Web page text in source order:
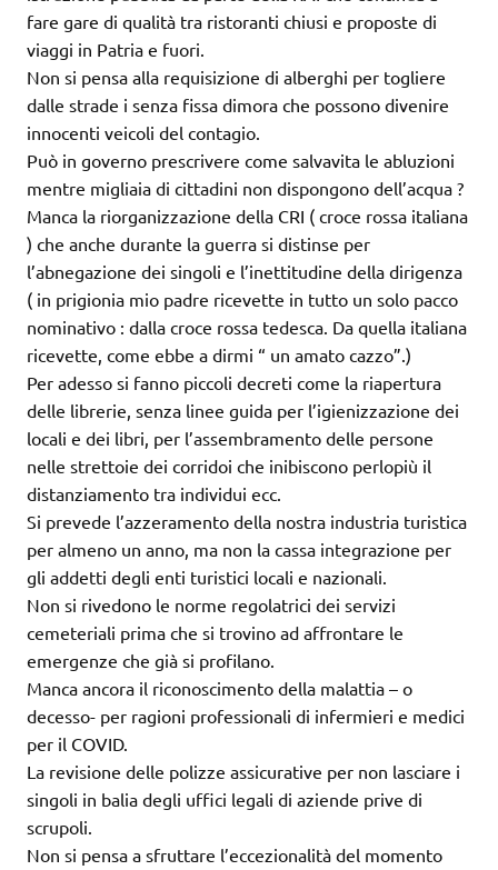
fare gare di qualità tra ristoranti chiusi e proposte di
viaggi in Patria e fuori.
Non si pensa alla requisizione di alberghi per togliere
dalle strade i senza fissa dimora che possono divenire
innocenti veicoli del contagio.
Può in governo prescrivere come salvavita le abluzioni
mentre migliaia di cittadini non dispongono dell’acqua ?
Manca la riorganizzazione della CRI ( croce rossa italiana
) che anche durante la guerra si distinse per
l’abnegazione dei singoli e l’inettitudine della dirigenza
( in prigionia mio padre ricevette in tutto un solo pacco
nominativo : dalla croce rossa tedesca. Da quella italiana
ricevette, come ebbe a dirmi “ un amato cazzo”.)
Per adesso si fanno piccoli decreti come la riapertura
delle librerie, senza linee guida per l’igienizzazione dei
locali e dei libri, per l’assembramento delle persone
nelle strettoie dei corridoi che inibiscono perlopiù il
distanziamento tra individui ecc.
Si prevede l’azzeramento della nostra industria turistica
per almeno un anno, ma non la cassa integrazione per
gli addetti degli enti turistici locali e nazionali.
Non si rivedono le norme regolatrici dei servizi
cemeteriali prima che si trovino ad affrontare le
emergenze che già si profilano.
Manca ancora il riconoscimento della malattia – o
decesso- per ragioni professionali di infermieri e medici
per il COVID.
La revisione delle polizze assicurative per non lasciare i
singoli in balia degli uffici legali di aziende prive di
scrupoli.
Non si pensa a sfruttare l’eccezionalità del momento